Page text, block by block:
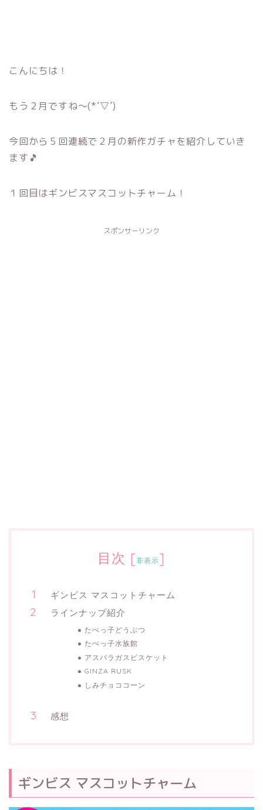
こんにちは！
もう２月ですね～(*’▽’)
今回から５回連続で２月の新作ガチャを紹介していき
ます🎵
１回目はギンビスマスコットチャーム！
スポンサーリンク
目次 [非表示]
ギンビス マスコットチャーム
ラインナップ紹介
たべっ子どうぶつ
たべっ子水族館
アスパラガスビスケット
GINZA RUSK
しみチョココーン
感想
ギンビス マスコットチャーム